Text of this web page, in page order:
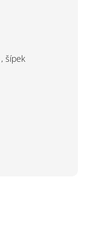
šípek